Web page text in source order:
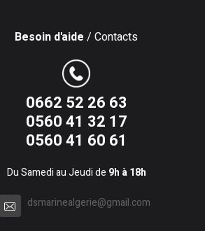
Besoin d'aide / Contacts
0662 52 26 63
0560 41 32 17
0560 41 60 61
Du Samedi au Jeudi de 9h à 18h
dsmarinealgerie@gmail.com